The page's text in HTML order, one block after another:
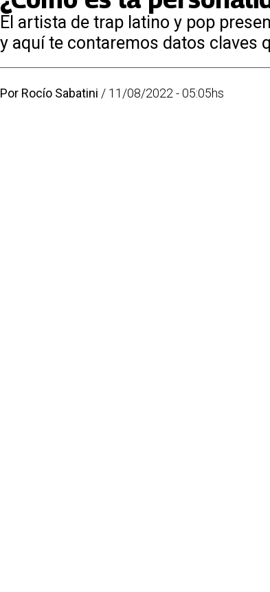
El artista de trap latino y pop
y aquí te contaremos datos claves
Por Rocío Sabatini / 11/08/2022 - 05:05hs